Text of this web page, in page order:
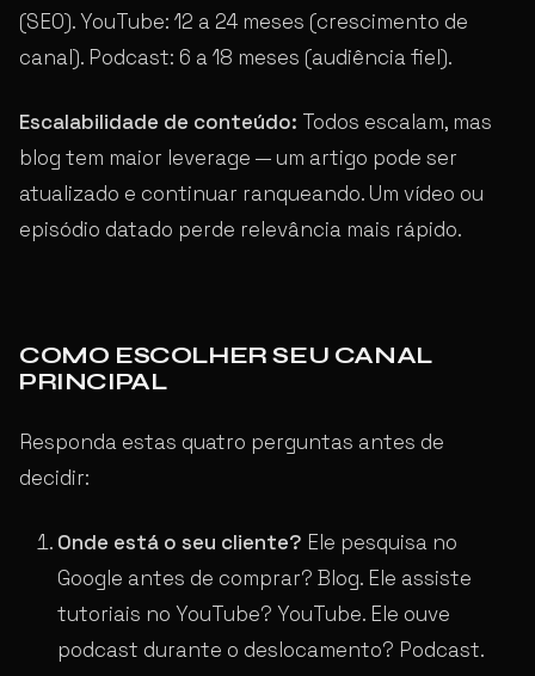
(SEO). YouTube: 12 a 24 meses (crescimento de
canal). Podcast: 6 a 18 meses (audiência fiel).
Escalabilidade de conteúdo: Todos escalam, mas
blog tem maior leverage — um artigo pode ser
atualizado e continuar ranqueando. Um vídeo ou
episódio datado perde relevância mais rápido.
COMO ESCOLHER SEU CANAL
PRINCIPAL
Responda estas quatro perguntas antes de
decidir:
Onde está o seu cliente? Ele pesquisa no
Google antes de comprar? Blog. Ele assiste
tutoriais no YouTube? YouTube. Ele ouve
podcast durante o deslocamento? Podcast.